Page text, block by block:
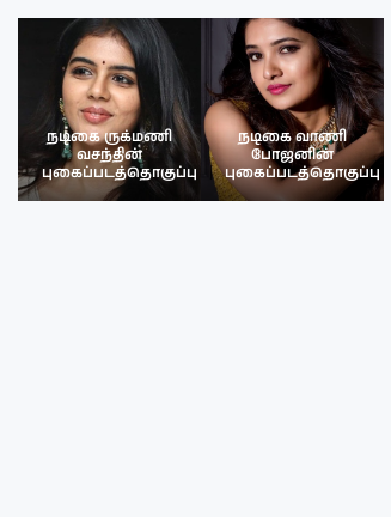
நடிகை ருக்மணி
வசந்தின்
புகைப்படத்தொகுப்பு
நடிகை வாணி
போஜனின்
புகைப்படத்தொகுப்பு